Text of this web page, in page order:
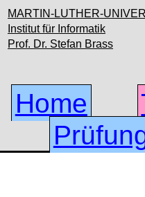
MARTIN-LUTHER-
Institut für Informatik
Prof. Dr. Stefan Brass
Home